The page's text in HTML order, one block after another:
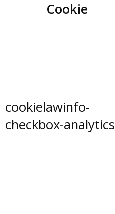
Cookie
cookielawinfo-
checkbox-analytics